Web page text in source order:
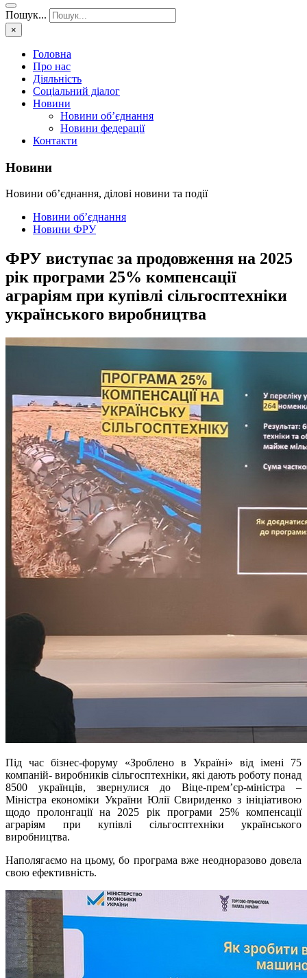
Пошук...
×
Головна
Про нас
Діяльність
Соціальний діалог
Новини
Новини об’єднання
Новини федерації
Контакти
Новини
Новини об’єднання, ділові новини та події
Новини об’єднання
Новини ФРУ
ФРУ виступає за продовження на 2025
рік програми 25% компенсації
аграріям при купівлі сільгосптехніки
українського виробництва
Під час бізнес-форуму «Зроблено в Україні» від імені 75
компаній- виробників сільгосптехніки, які дають роботу понад
8500 українців, звернулися до Віце-прем’єр-міністра –
Міністра економіки України Юлії Свириденко з ініціативою
щодо пролонгації на 2025 рік програми 25% компенсації
аграріям при купівлі сільгосптехніки українського
виробництва.
Наполягаємо на цьому, бо програма вже неодноразово довела
свою ефективність.